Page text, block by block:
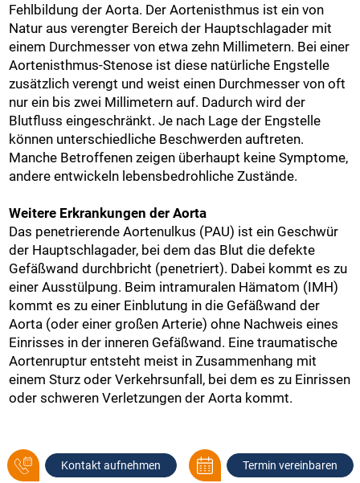
Fehlbildung der Aorta. Der Aortenisthmus ist ein von
Natur aus verengter Bereich der Hauptschlagader mit
einem Durchmesser von etwa zehn Millimetern. Bei einer
Aortenisthmus-Stenose ist diese natürliche Engstelle
zusätzlich verengt und weist einen Durchmesser von oft
nur ein bis zwei Millimetern auf. Dadurch wird der
Blutfluss eingeschränkt. Je nach Lage der Engstelle
können unterschiedliche Beschwerden auftreten.
Manche Betroffenen zeigen überhaupt keine Symptome,
andere entwickeln lebensbedrohliche Zustände.
Weitere Erkrankungen der Aorta
Das penetrierende Aortenulkus (PAU) ist ein Geschwür
der Hauptschlagader, bei dem das Blut die defekte
Gefäßwand durchbricht (penetriert). Dabei kommt es zu
einer Ausstülpung. Beim intramuralen Hämatom (IMH)
kommt es zu einer Einblutung in die Gefäßwand der
Aorta (oder einer großen Arterie) ohne Nachweis eines
Einrisses in der inneren Gefäßwand. Eine traumatische
Aortenruptur entsteht meist in Zusammenhang mit
einem Sturz oder Verkehrsunfall, bei dem es zu Einrissen
oder schweren Verletzungen der Aorta kommt.
Kontakt aufnehmen Termin vereinbaren